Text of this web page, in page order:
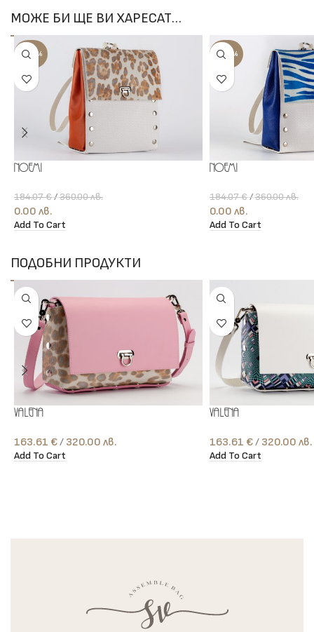
МОЖЕ БИ ЩЕ ВИ ХАРЕСАТ…
-100%
Noemi
184.07€/360.00лв.
0.00лв.
Add To Cart
-100%
Noemi
184.07€/360.00лв.
0.00 лв.
Add To Cart
ПОДОБНИ ПРОДУКТИ
Valena
163.61€ лв.
Add To Cart
Valena
163.61 € лв.
Add To Cart